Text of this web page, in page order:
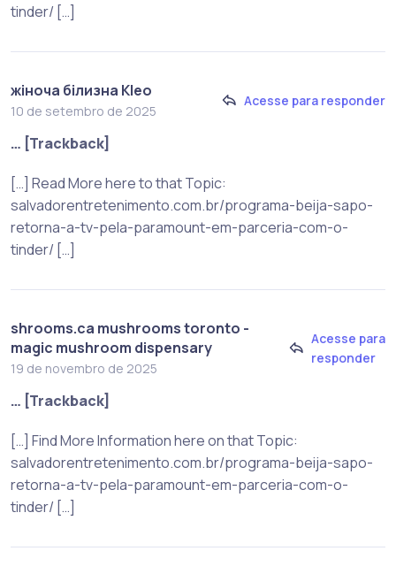
tinder/ […]
жіноча білизна Kleo
10 de setembro de 2025
Acesse para responder
… [Trackback]
[…] Read More here to that Topic:
salvadorentretenimento.com.br/programa-beija-sapo-
retorna-a-tv-pela-paramount-em-parceria-com-o-
tinder/ […]
shrooms.ca mushrooms toronto -
magic mushroom dispensary
19 de novembro de 2025
Acesse para
responder
… [Trackback]
[…] Find More Information here on that Topic:
salvadorentretenimento.com.br/programa-beija-sapo-
retorna-a-tv-pela-paramount-em-parceria-com-o-
tinder/ […]